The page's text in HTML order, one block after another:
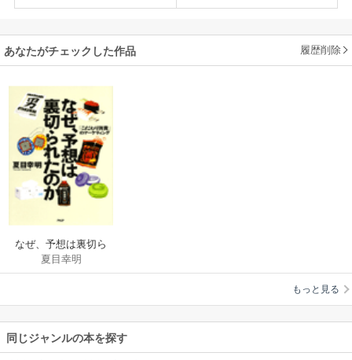
あなたがチェックした作品 履歴削除
なぜ、予想は裏切ら
れたのか
夏目幸明
もっと見る
同じジャンルの本を探す